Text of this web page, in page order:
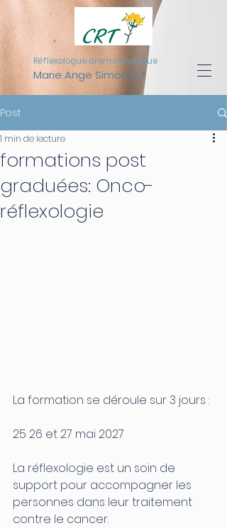
Marie Ange Simonnot
Réflexologue aromachologue
Post
formations post
graduées: Onco-
réflexologie
1 min de lecture
La formation se déroule sur 3 jours :
25 26 et 27 mai 2027
La réflexologie est un soin de
support pour accompagner les
personnes dans leur traitement
contre le cancer.